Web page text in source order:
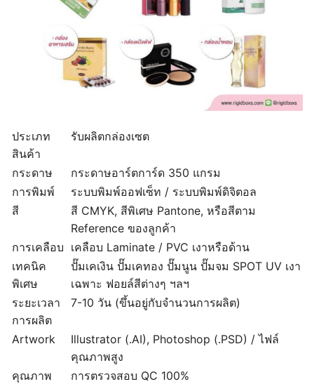
ประเภท
สินค้า
รับผลิตกล่องเซต
กระดาษ
กระดาษอาร์ตการ์ด 350 แกรม
การพิมพ์
ระบบพิมพ์ออฟเซ็ท / ระบบพิมพ์ดิจิตอล
สี
สี CMYK, สีพิเศษ Pantone, หรือสีตาม
Reference ของลูกค้า
การเคลือบ เคลือบ Laminate / PVC เงาหรือด้าน
เทคนิค
พิเศษ
ปั๊มเคเงิน ปั๊มเคทอง ปั๊มนูน ปั๊มจม SPOT UV เงา
เฉพาะ ฟอยล์สีต่างๆ ฯลฯ
ระยะเวลา
การผลิต
7-10 วัน (ขึ้นอยู่กับจำนวนการผลิต)
Artwork
Illustrator (.AI), Photoshop (.PSD) / ไฟล์
คุณภาพสูง
คุณภาพ
การตรวจสอบ QC 100%